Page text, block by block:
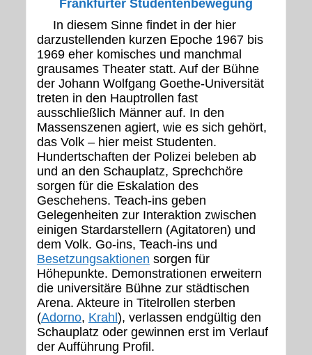
Frankfurter Studentenbewegung
In diesem Sinne findet in der hier
darzustellenden kurzen Epoche 1967 bis
1969 eher komisches und manchmal
grausames Theater statt. Auf der Bühne
der Johann Wolfgang Goethe-Universität
treten in den Hauptrollen fast
ausschließlich Männer auf. In den
Massenszenen agiert, wie es sich gehört,
das Volk – hier meist Studenten.
Hundertschaften der Polizei beleben ab
und an den Schauplatz, Sprechchöre
sorgen für die Eskalation des
Geschehens. Teach-ins geben
Gelegenheiten zur Interaktion zwischen
einigen Stardarstellern (Agitatoren) und
dem Volk. Go-ins, Teach-ins und
Besetzungsaktionen sorgen für
Höhepunkte. Demonstrationen erweitern
die universitäre Bühne zur städtischen
Arena. Akteure in Titelrollen sterben
(Adorno, Krahl ), verlassen endgültig den
Schauplatz oder gewinnen erst im Verlauf
der Aufführung Profil.